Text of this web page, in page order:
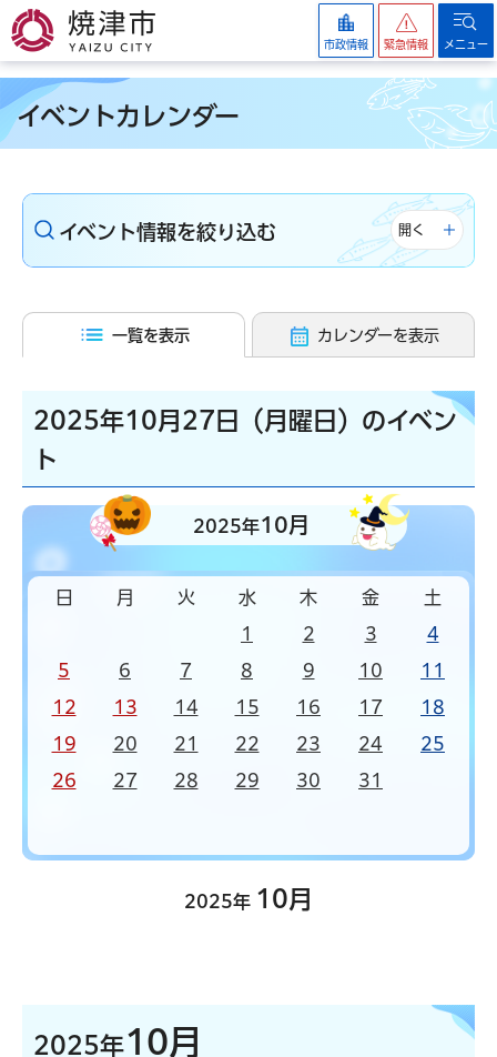
焼津市
市政情報 緊急情報 メニュー
イベントカレンダー
イベント情報を絞り込む 開く
一覧を表示 カレンダーを表示
2025年10月27日（月曜日）のイベン
ト
2025年10月
日 月 火 水 木 金 土
1 2 3 4
5 6 7 8 9 10 11
12 13 14 15 16 17 18
19 20 21 22 23 24 25
26 27 28 29 30 31
2025年 10月
2025年10月